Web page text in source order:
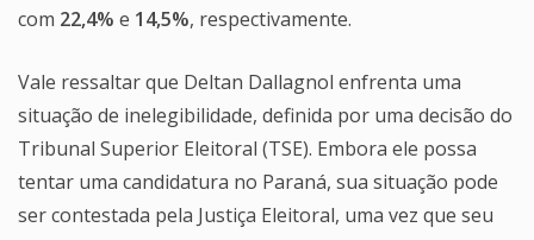
com 22,4% e 14,5%, respectivamente.
Vale ressaltar que Deltan Dallagnol enfrenta uma
situação de inelegibilidade, definida por uma decisão do
Tribunal Superior Eleitoral (TSE). Embora ele possa
tentar uma candidatura no Paraná, sua situação pode
ser contestada pela Justiça Eleitoral, uma vez que seu